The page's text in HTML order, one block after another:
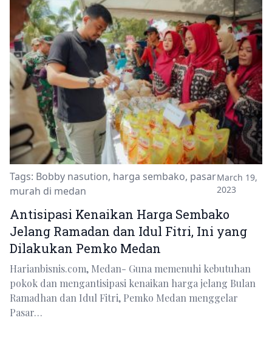
Tags: Bobby nasution, harga sembako, pasar
murah di medan
March 19,
2023
Antisipasi Kenaikan Harga Sembako
Jelang Ramadan dan Idul Fitri, Ini yang
Dilakukan Pemko Medan
Harianbisnis.com, Medan- Guna memenuhi kebutuhan
pokok dan mengantisipasi kenaikan harga jelang Bulan
Ramadhan dan Idul Fitri, Pemko Medan menggelar
Pasar…